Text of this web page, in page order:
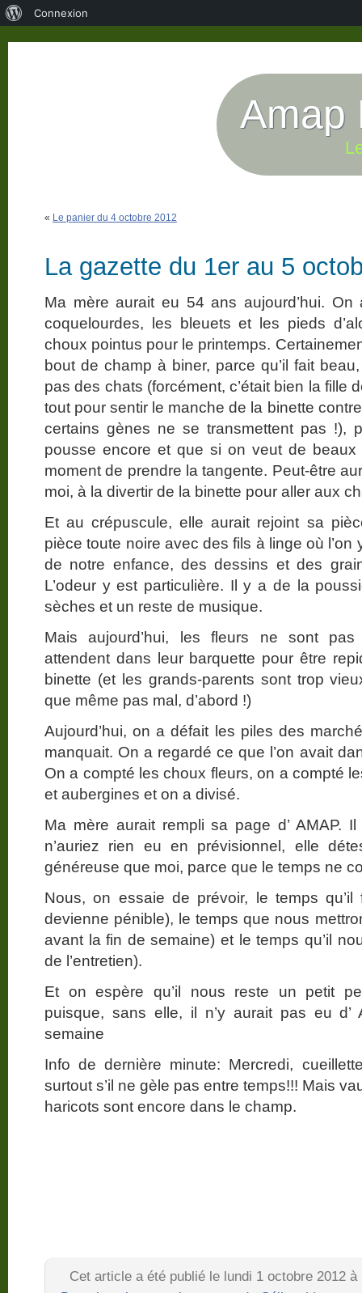
Amap
« Le panier du 4 octobre 2012
La gazette du 1er au 5
Ma mère aurait eu 54 ans aujourd’hui.
coquelourdes, les bleuets et les pieds
choux pointus pour le printemps.
bout de champ à biner, parce qu’il fait
pas des chats (forcément, c’était bien la fille
tout pour sentir le manche de la binette
certains gènes ne se transmettent pas !),
pousse encore et que si on veut de
moment de prendre la tangente. Peut-être
moi, à la divertir de la binette pour aller aux
Et au crépuscule, elle aurait rejoint sa
pièce toute noire avec des fils à linge où
de notre enfance, des dessins et des
L’odeur y est particulière. Il y a de la
sèches et un reste de musique.
Mais aujourd’hui, les fleurs ne sont
attendent dans leur barquette pour être
binette (et les grands-parents sont trop
que même pas mal, d’abord !)
Aujourd’hui, on a défait les piles des
manquait. On a regardé ce que l’on avait
On a compté les choux fleurs, on a compté
et aubergines et on a divisé.
Ma mère aurait rempli sa page d’ AMAP.
n’auriez rien eu en prévisionnel, elle
généreuse que moi, parce que le temps ne
Nous, on essaie de prévoir, le temps
devienne pénible), le temps que nous
avant la fin de semaine) et le temps qu’il
de l’entretien).
Et on espère qu’il nous reste un petit
puisque, sans elle, il n’y aurait pas eu
semaine
Info de dernière minute: Mercredi,
surtout s’il ne gèle pas entre temps!!! Mais
haricots sont encore dans le champ.
Cet article a été publié le lundi 1 octobre 2012
Connexion